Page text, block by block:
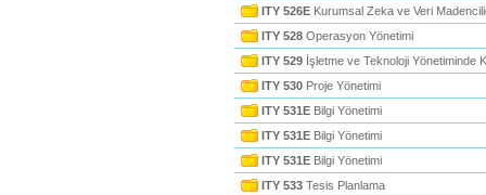
ITY 526E Kurumsal Zeka ve Veri
ITY 528 Operasyon Yönetimi
ITY 529 İşletme ve Teknoloji Yönetiminde
ITY 530 Proje Yönetimi
ITY 531E Bilgi Yönetimi
ITY 531E Bilgi Yönetimi
ITY 531E Bilgi Yönetimi
ITY 533 Tesis Planlama